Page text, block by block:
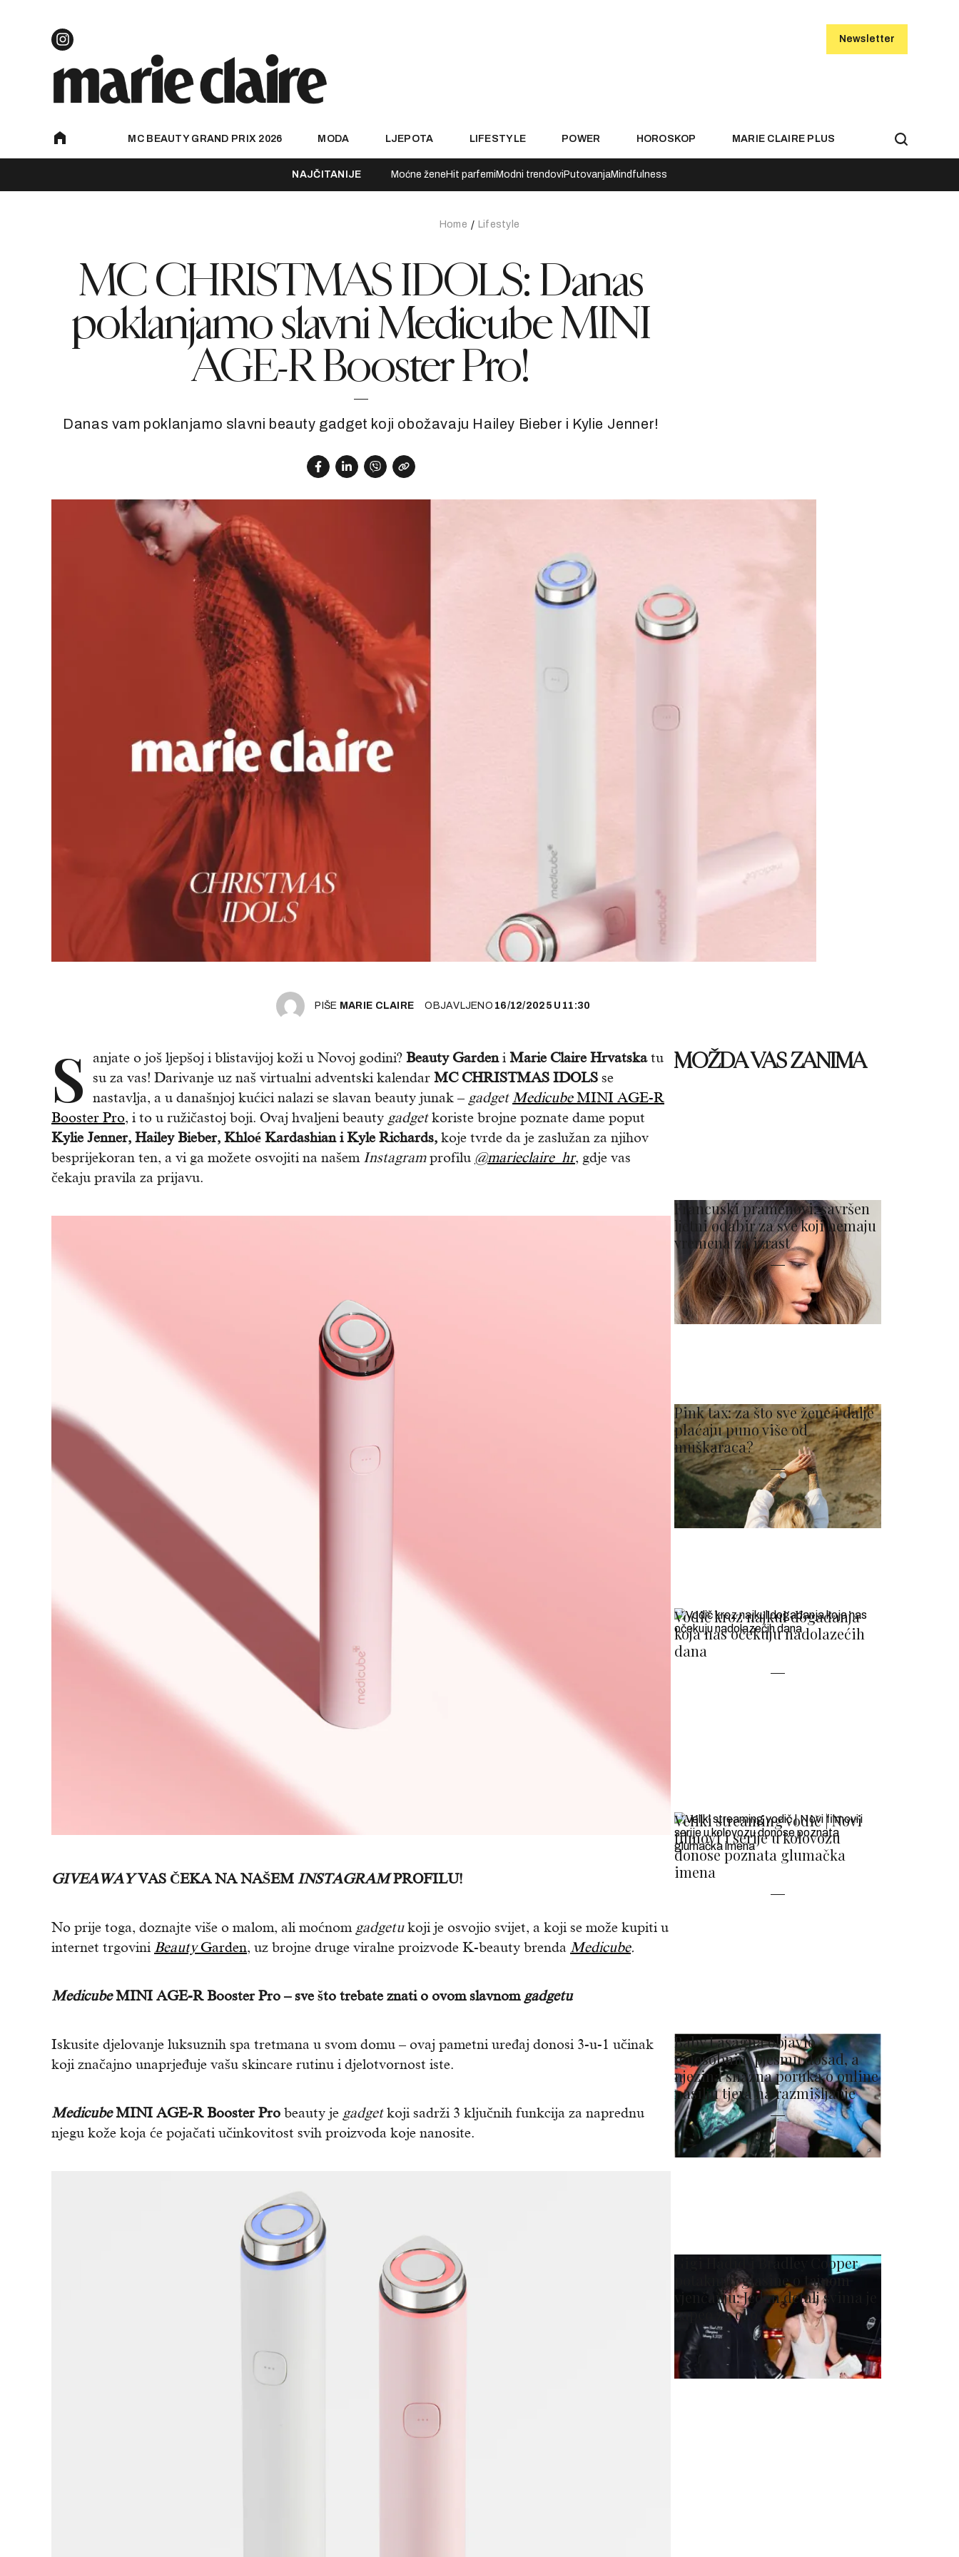
Newsletter
MC BEAUTY GRAND PRIX 2026 MODA LJEPOTA LIFESTYLE POWER HOROSKOP MARIE CLAIRE PLUS
NAJČITANIJE Moćne žene Hit parfemi Modni trendovi PutovanjaMindfulness
Home Lifestyle
MC CHRISTMAS IDOLS: Danas
poklanjamo slavni Medicube MINI
AGE-R Booster Pro!
Danas vam poklanjamo slavni beauty gadget koji obožavaju Hailey Bieber i Kylie Jenner!
PIŠE MARIE CLAIRE OBJAVLJENO 16/12/2025 U 11:30
S anjate o još ljepšoj i blistavijoj koži u Novoj godini? Beauty Gardeni Marie Claire Hrvatskatu
su za vas! Darivanje uz naš virtualni adventski kalendar MC CHRISTMAS IDOLS se
nastavlja, a u današnjoj kućici nalazi se slavan beauty junak – gadget MedicubeMINI AGE-R
Booster Pro, i to u ružičastoj boji. Ovaj hvaljeni beauty gadgetkoriste brojne poznate dame poput
Kylie Jenner, Hailey Bieber, Khloé Kardashian i Kyle Richards, koje tvrde da je zaslužan za njihov
besprijekoran ten, a vi ga možete osvojiti na našem Instagramprofilu @marieclaire_hr, gdje vas
čekaju pravila za prijavu.
GIVEAWAYVAS ČEKA NA NAŠEM INSTAGRAMPROFILU!
No prije toga, doznajte više o malom, ali moćnom gadgetukoji je osvojio svijet, a koji se može kupiti u
internet trgovini BeautyGarden, uz brojne druge viralne proizvode K-beauty brenda Medicube.
MedicubeMINI AGE-R Booster Pro – sve što trebate znati o ovom slavnom gadgetu
Iskusite djelovanje luksuznih spa tretmana u svom domu – ovaj pametni uređaj donosi 3-u-1 učinak
koji značajno unaprjeđuje vašu skincare rutinu i djelotvornost iste.
MedicubeMINI AGE-R Booster Pro beauty je gadgetkoji sadrži 3 ključnih funkcija za naprednu
njegu kože koja će pojačati učinkovitost svih proizvoda koje nanosite.
MOŽDA VAS ZANIMA
Francuski pramenovi: savršen
ljetni odabir za sve koji nemaju
vremena za izrast
Pink tax: za što sve žene i dalje
plaćaju puno više od
muškaraca?
Vodič kroz najkul događanja
koja nas očekuju nadolazećih
dana
Veliki streaming vodič | Novi
filmovi i serije u kolovozu
donose poznata glumačka
imena
Baby Lasagna objavio
najosobniju pjesmu dosad, a
njezina snažna poruka o online
nasilju tjera na razmišljanje
Gigi Hadid i Bradley Cooper
potaknuli glasine o tajnom
vjenčanju: Jedan detalj svima je
zapeo za oko